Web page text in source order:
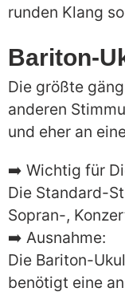
runden Klang
Bariton-
Die größte
anderen
und eher an
➡️ Wichtig für
Die Standard-
Sopran-,
➡️ Ausnahme:
Die Bariton-
benötigt eine